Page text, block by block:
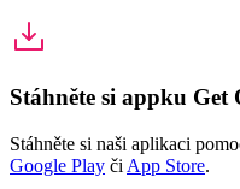
Stáhněte si appku Get
Stáhněte si naši aplikaci
Google Play či App Store.